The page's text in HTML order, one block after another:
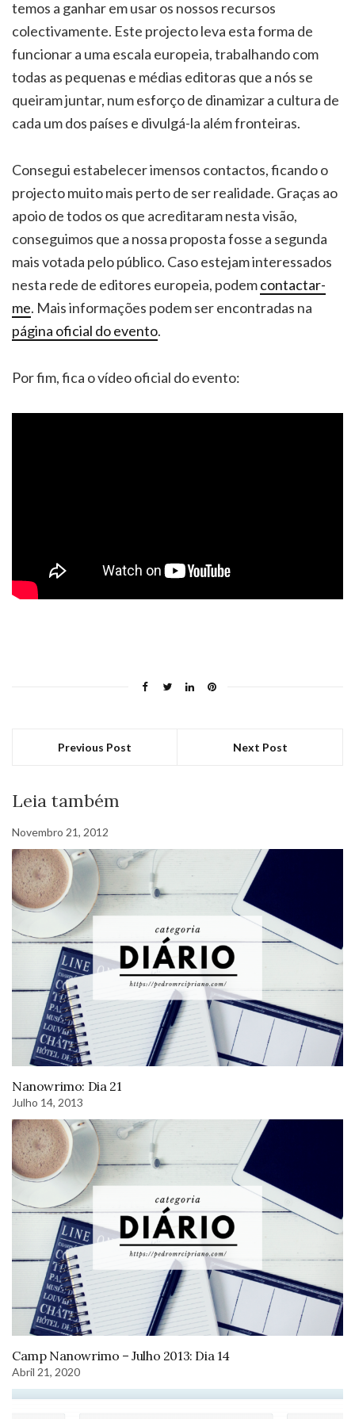
temos a ganhar em usar os nossos recursos
colectivamente. Este projecto leva esta forma de
funcionar a uma escala europeia, trabalhando com
todas as pequenas e médias editoras que a nós se
queiram juntar, num esforço de dinamizar a cultura de
cada um dos países e divulgá-la além fronteiras.
Consegui estabelecer imensos contactos, ficando o
projecto muito mais perto de ser realidade. Graças ao
apoio de todos os que acreditaram nesta visão,
conseguimos que a nossa proposta fosse a segunda
mais votada pelo público. Caso estejam interessados
nesta rede de editores europeia, podemcontactar-
me. Mais informações podem ser encontradas na
página oficial do evento.
Por fim, fica o vídeo oficial do evento:
Previous Post Next Post
Leia também
Novembro 21, 2012
Nanowrimo: Dia 21
Julho 14, 2013
Camp Nanowrimo – Julho 2013: Dia 14
Abril 21, 2020